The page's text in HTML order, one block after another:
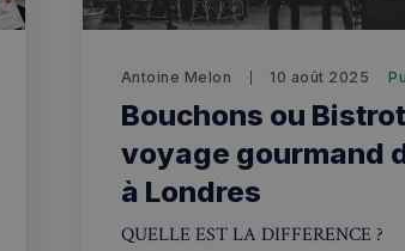
Antoine Melon 10 août 2025
Bouchons ou
voyage gourmand
à Londres
QUELLE EST LA DIFFERENCE ?